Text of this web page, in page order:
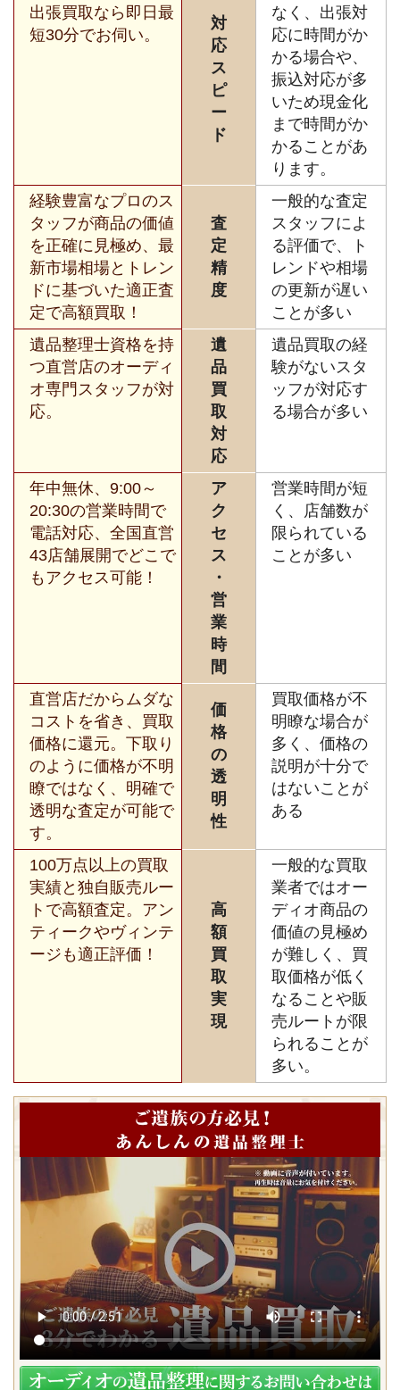
出張買取なら即日最
短30分でお伺い。
対
応
ス
ピ
ー
ド
なく、出張対
応に時間がか
かる場合や、
振込対応が多
いため現金化
まで時間がか
かることがあ
ります。
経験豊富なプロのス
タッフが商品の価値
を正確に見極め、最
新市場相場とトレン
ドに基づいた適正査
定で高額買取！
査
定
精
度
一般的な査定
スタッフによ
る評価で、ト
レンドや相場
の更新が遅い
ことが多い
遺品整理士資格を持
つ直営店のオーディ
オ専門スタッフが対
応。
遺
品
買
取
対
応
遺品買取の経
験がないスタ
ッフが対応す
る場合が多い
年中無休、9:00～
20:30の営業時間で
電話対応、全国直営
43店舗展開でどこで
もアクセス可能！
ア
ク
セ
ス
・
営
業
時
間
営業時間が短
く、店舗数が
限られている
ことが多い
直営店だからムダな
コストを省き、買取
価格に還元。下取り
のように価格が不明
瞭ではなく、明確で
透明な査定が可能で
す。
価
格
の
透
明
性
買取価格が不
明瞭な場合が
多く、価格の
説明が十分で
はないことが
ある
100万点以上の買取
実績と独自販売ルー
トで高額査定。アン
ティークやヴィンテ
ージも適正評価！
高
額
買
取
実
現
一般的な買取
業者ではオー
ディオ商品の
価値の見極め
が難しく、買
取価格が低く
なることや販
売ルートが限
られることが
多い。